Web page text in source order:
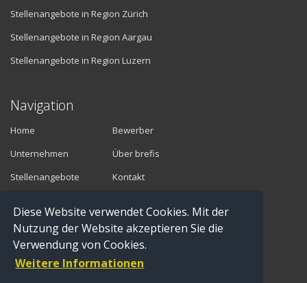
Diese Website verwendet Cookies. Mit der
Nutzung der Website akzeptieren Sie die
Verwendung von Cookies.
Weitere Informationen
Stellenangebote in Region Zürich
Stellenangebote in Region Aargau
Stellenangebote in Region Luzern
Navigation
Home
Unternehmen
Stellenangebote
Bewerber
Über brefis
Kontakt
Vermittler
Anmelden
Registrieren